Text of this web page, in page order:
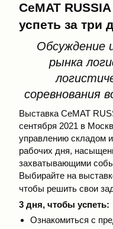
CeMAT RUSSIA
успеть за три
Обсуждение
рынка
соревнования
Выставка CeMAT
сентября 2021 в
управлению складом
рабочих дня,
захватывающими
Выбирайте на
чтобы решить свои
3 дня, чтобы успеть:
Ознакомиться с